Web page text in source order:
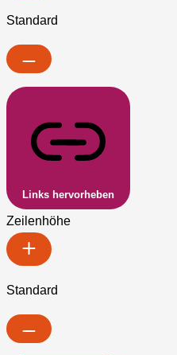
Standard
Links hervorheben
Zeilenhöhe
Standard